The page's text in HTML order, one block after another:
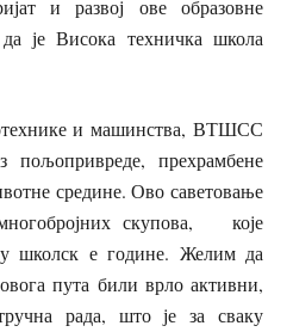
и развој ове образовне
је Висока техничка школа
и машинства, ВТШСС
пољопривреде, прехрамбене
средине. Ово саветовање
скупова, које
е године. Желим да
пута били врло активни,
рада, што је за сваку